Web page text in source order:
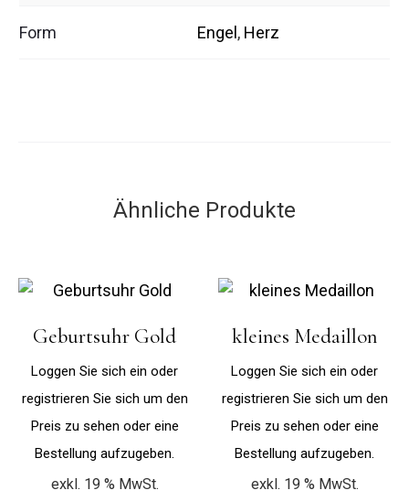
Form Engel , Herz
Ähnliche Produkte
Geburtsuhr Gold
Loggen Sie sich ein oder
registrieren Sie sich um den
Preis zu sehen oder eine
Bestellung aufzugeben.
exkl. 19 % MwSt.
kleines Medaillon
Loggen Sie sich ein oder
registrieren Sie sich um den
Preis zu sehen oder eine
Bestellung aufzugeben.
exkl. 19 % MwSt.